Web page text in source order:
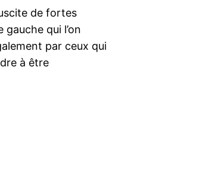
de fortes
qui l’on
par ceux qui
à être